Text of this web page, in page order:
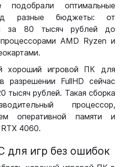
подобрали оптимальные
разные бюджеты: от
за 80 тысяч рублей до
AMD Ryzen и
хороший игровой ПК для
разрешении FullHD сейчас
тысяч рублей. Такая сборка
процессор,
оперативной памяти и
4060.
для игр без ошибок